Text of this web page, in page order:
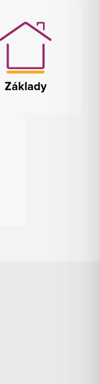
Základy